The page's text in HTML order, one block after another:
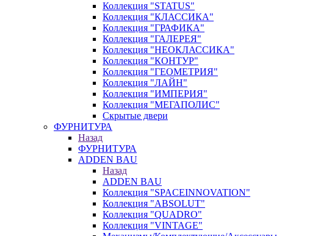
Коллекция "STATUS"
Коллекция "КЛАССИКА"
Коллекция "ГРАФИКА"
Коллекция "ГАЛЕРЕЯ"
Коллекция "НЕОКЛАССИКА"
Коллекция "КОНТУР"
Коллекция "ГЕОМЕТРИЯ"
Коллекция "ЛАЙН"
Коллекция "ИМПЕРИЯ"
Коллекция "МЕГАПОЛИС"
Скрытые двери
ФУРНИТУРА
Назад
ФУРНИТУРА
ADDEN BAU
Назад
ADDEN BAU
Коллекция "SPACEINNOVATION"
Коллекция "ABSOLUT"
Коллекция "QUADRO"
Коллекция "VINTAGE"